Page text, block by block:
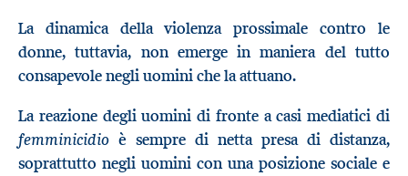
La dinamica della violenza prossimale contro le
donne, tuttavia, non emerge in maniera del tutto
consapevole negli uomini che la attuano.
La reazione degli uomini di fronte a casi mediatici di
femminicidio è sempre di netta presa di distanza,
soprattutto negli uomini con una posizione sociale e